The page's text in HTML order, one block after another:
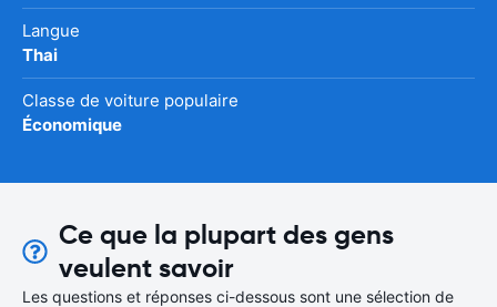
Langue
Thai
Classe de voiture populaire
Économique
Ce que la plupart des gens
veulent savoir
Les questions et réponses ci-dessous sont une sélection de